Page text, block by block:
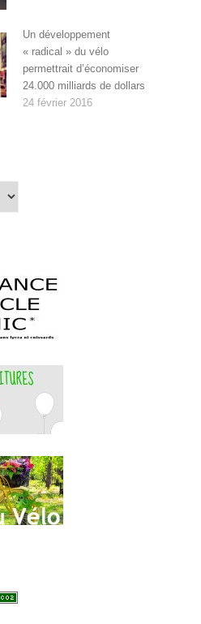
Un développement
« radical » du vélo
permettrait d’économiser
24.000 milliards de dollars
24 février 2016